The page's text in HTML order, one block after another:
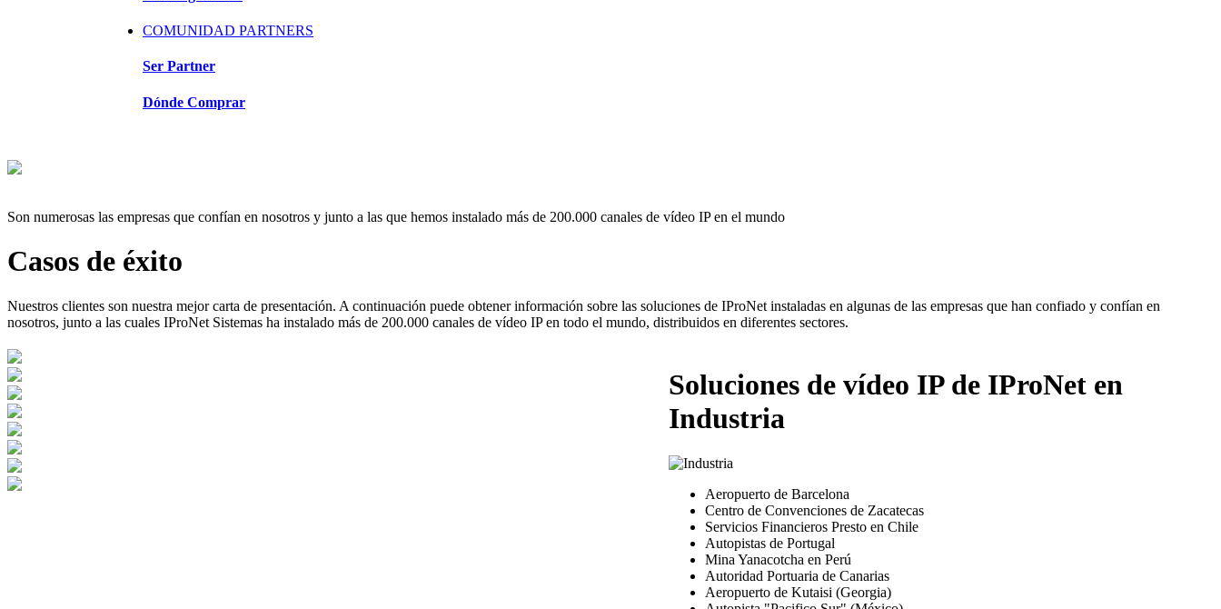
COMUNIDAD PARTNERS
Ser Partner
Dónde Comprar
Son numerosas las empresas que confían en nosotros y junto a las que hemos instalado más de 200.000 canales de vídeo IP en el mundo
Casos de éxito
Nuestros clientes son nuestra mejor carta de presentación. A continuación puede obtener información sobre las soluciones de IProNet instaladas en algunas de las empresas que han confiado y confían en
nosotros, junto a las cuales IProNet Sistemas ha instalado más de 200.000 canales de vídeo IP en todo el mundo, distribuidos en diferentes sectores.
Soluciones de vídeo IP de IProNet en
Industria
Aeropuerto de Barcelona
Centro de Convenciones de Zacatecas
Servicios Financieros Presto en Chile
Autopistas de Portugal
Mina Yanacotcha en Perú
Autoridad Portuaria de Canarias
Aeropuerto de Kutaisi (Georgia)